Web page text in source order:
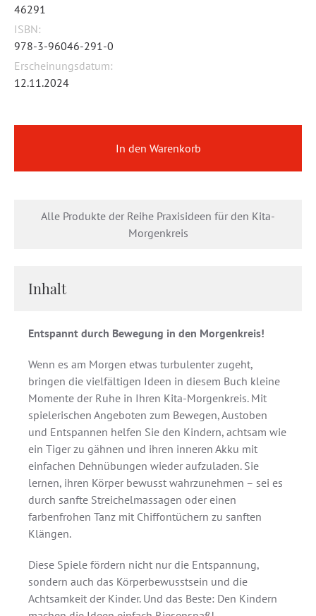
46291
ISBN:
978-3-96046-291-0
Erscheinungsdatum:
12.11.2024
Alle Produkte der Reihe Praxisideen für den Kita-
Morgenkreis
In den Warenkorb
Inhalt
Entspannt durch Bewegung in den Morgenkreis!
Wenn es am Morgen etwas turbulenter zugeht,
bringen die vielfältigen Ideen in diesem Buch kleine
Momente der Ruhe in Ihren Kita-Morgenkreis. Mit
spielerischen Angeboten zum Bewegen, Austoben
und Entspannen helfen Sie den Kindern, achtsam wie
ein Tiger zu gähnen und ihren inneren Akku mit
einfachen Dehnübungen wieder aufzuladen. Sie
lernen, ihren Körper bewusst wahrzunehmen – sei es
durch sanfte Streichelmassagen oder einen
farbenfrohen Tanz mit Chiffontüchern zu sanften
Klängen.
Diese Spiele fördern nicht nur die Entspannung,
sondern auch das Körperbewusstsein und die
Achtsamkeit der Kinder. Und das Beste: Den Kindern